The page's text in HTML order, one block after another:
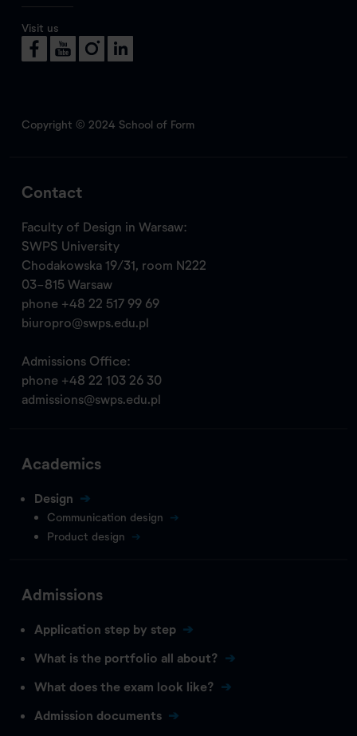
Visit us
Copyright © 2024 School of Form
Contact
Faculty of Design in Warsaw:
SWPS University
Chodakowska 19/31, room N222
03-815 Warsaw
phone +48 22 517 99 69
biuropro@swps.edu.pl
Admissions Office:
phone +48 22 103 26 30
admissions@swps.edu.pl
Academics
Design
Communication design
Product design
Admissions
Application step by step
What is the portfolio all about?
What does the exam look like?
Admission documents